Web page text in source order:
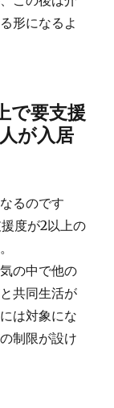
形になるよ
で要支援
が入居
るのです
度が2以上の
の中で他の
共同生活が
は対象にな
制限が設け